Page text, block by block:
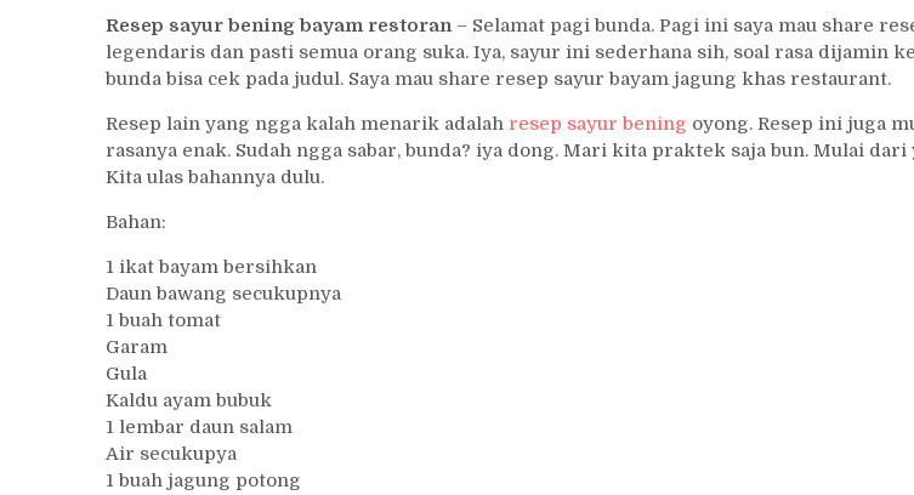
Resep sayur bening bayam restoran– Selamat pagi bunda. Pagi ini saya mau share
legendaris dan pasti semua orang suka. Iya, sayur ini sederhana sih, soal rasa dijamin
bunda bisa cek pada judul. Saya mau share resep sayur bayam jagung khas restaurant.
Resep lain yang ngga kalah menarik adalah resep sayur bening oyong. Resep ini juga
rasanya enak. Sudah ngga sabar, bunda? iya dong. Mari kita praktek saja bun. Mulai dari
Kita ulas bahannya dulu.
Bahan:
1 ikat bayam bersihkan
Daun bawang secukupnya
1 buah tomat
Garam
Gula
Kaldu ayam bubuk
1 lembar daun salam
Air secukupya
1 buah jagung potong